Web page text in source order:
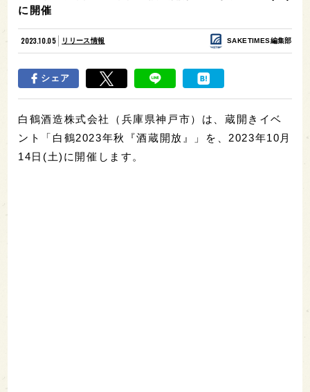
に開催
2023.10.05 リリース情報 SAKETIMES編集部
シェア
白鶴酒造株式会社（兵庫県神戸市）は、蔵開きイベ
ント「白鶴2023年秋『酒蔵開放』」を、2023年10月
14日(土)に開催します。